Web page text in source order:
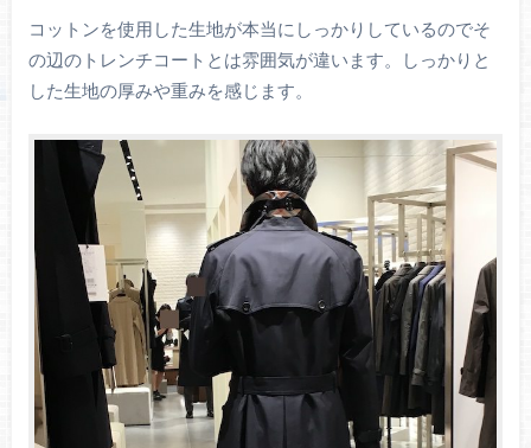
コットンを使用した生地が本当にしっかりしているのでそ
の辺のトレンチコートとは雰囲気が違います。しっかりと
した生地の厚みや重みを感じます。